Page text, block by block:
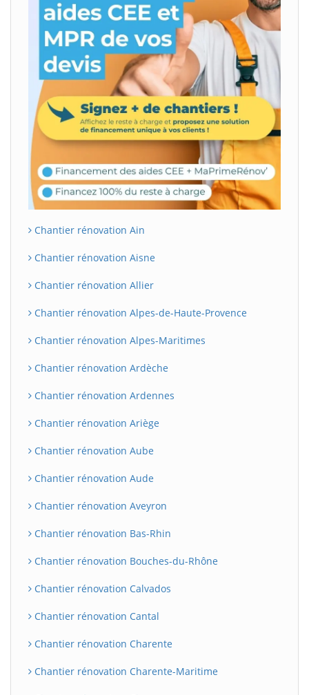
Chantier rénovation Ain
Chantier rénovation Aisne
Chantier rénovation Allier
Chantier rénovation Alpes-de-Haute-Provence
Chantier rénovation Alpes-Maritimes
Chantier rénovation Ardèche
Chantier rénovation Ardennes
Chantier rénovation Ariège
Chantier rénovation Aube
Chantier rénovation Aude
Chantier rénovation Aveyron
Chantier rénovation Bas-Rhin
Chantier rénovation Bouches-du-Rhône
Chantier rénovation Calvados
Chantier rénovation Cantal
Chantier rénovation Charente
Chantier rénovation Charente-Maritime